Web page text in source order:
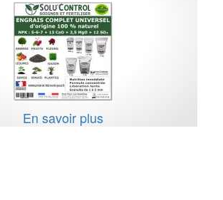
En savoir plus